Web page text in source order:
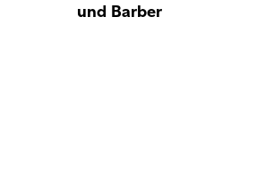
und Barber